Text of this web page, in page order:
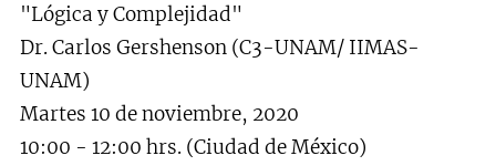
"Lógica y Complejidad"
Dr. Carlos Gershenson (C3-UNAM/ IIMAS-
UNAM)
Martes 10 de noviembre, 2020
10:00 - 12:00 hrs. (Ciudad de México)